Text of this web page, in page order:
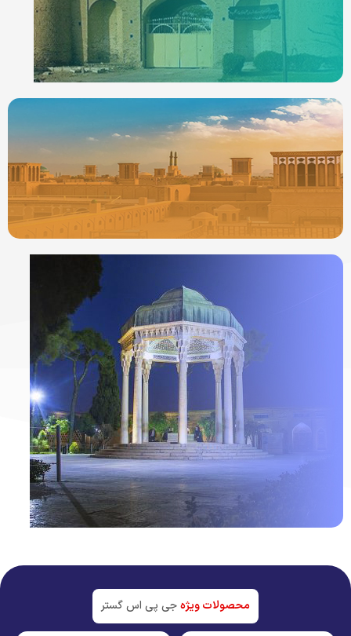
ردیاب خودرو درایرانشهر
جدیدترین ردیابها
ردیاب خودرو درشیراز
محصولات ویژهجی پی اس گستر